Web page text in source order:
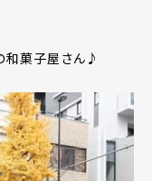
和菓子屋さん♪